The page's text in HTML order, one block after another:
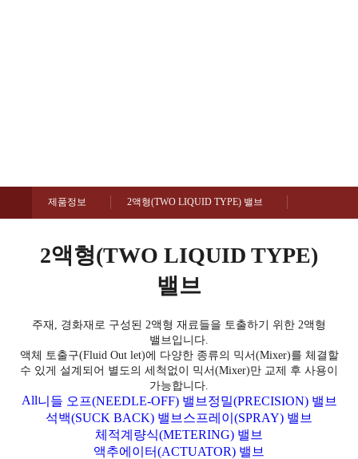
제품정보 2액형(TWO LIQUID TYPE) 밸브
2액형(TWO LIQUID TYPE)
밸브
주재, 경화재로 구성된 2액형 재료들을 토출하기 위한 2액형
밸브입니다.
액체 토출구(Fluid Out let)에 다양한 종류의 믹서(Mixer)를 체결할
수 있게 설계되어 별도의 세척없이 믹서(Mixer)만 교제 후 사용이
가능합니다.
All니들 오프(NEEDLE-OFF) 밸브 정밀(PRECISION) 밸브
석백(SUCK BACK) 밸브 스프레이(SPRAY) 밸브
체적계량식(METERING) 밸브
액추에이터(ACTUATOR) 밸브